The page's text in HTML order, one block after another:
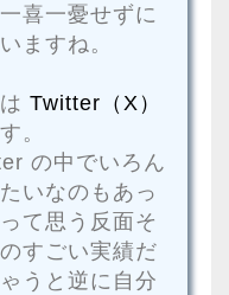
喜一憂せずに
ますね。
Twitter（X）
。
の中でいろん
いなのもあっ
て思う反面そ
すごい実績だ
うと逆に自分